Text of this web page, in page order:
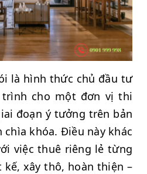
là hình thức chủ đầu tư
cho một đơn vị thi
đoạn ý tưởng trên bản
chìa khóa. Điều này khác
việc thuê riêng lẻ từng
xây thô, hoàn thiện –